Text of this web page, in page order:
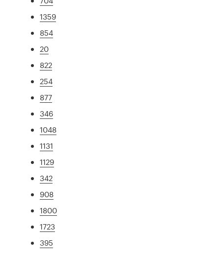
1359
854
20
822
254
877
346
1048
1131
1129
342
908
1800
1723
395